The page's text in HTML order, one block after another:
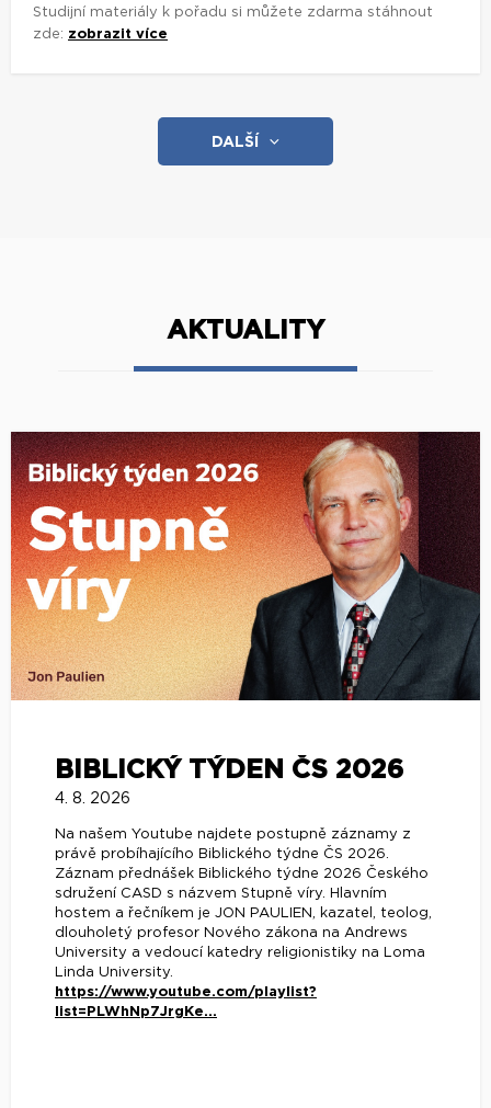
Studijní materiály k pořadu si můžete zdarma stáhnout
zde: zobrazit více
DALŠÍ
AKTUALITY
BIBLICKÝ TÝDEN ČS 2026
4. 8. 2026
Na našem Youtube najdete postupně záznamy z
právě probíhajícího Biblického týdne ČS 2026.
Záznam přednášek Biblického týdne 2026 Českého
sdružení CASD s názvem Stupně víry. Hlavním
hostem a řečníkem je JON PAULIEN, kazatel, teolog,
dlouholetý profesor Nového zákona na Andrews
University a vedoucí katedry religionistiky na Loma
Linda University.
https://www.youtube.com/playlist?
list=PLWhNp7JrgKe...